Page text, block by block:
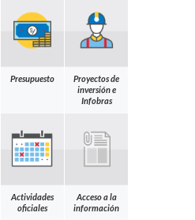
Presupuesto
Proyectos de
inversión e
Infobras
Actividades
oficiales
Acceso a la
información